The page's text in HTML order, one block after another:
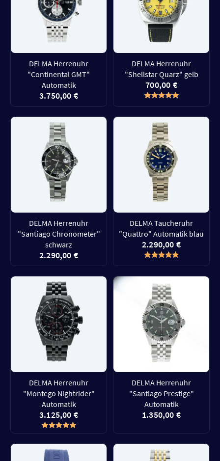
DELMA Herrenuhr
"Continental GMT"
Automatik
3.750,00 €
DELMA Herrenuhr
"Shellstar Quarz" gelb
700,00 €
DELMA Herrenuhr
"Santiago Chronometer"
schwarz
2.290,00 €
DELMA Taucheruhr
"Quattro" Automatik blau
2.290,00 €
DELMA Herrenuhr
"Montego Nightrider"
Automatik
3.125,00 €
DELMA Herrenuhr
"Santiago Prestige"
Automatik
1.350,00 €